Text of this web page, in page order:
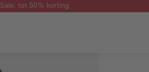
Sale: tot 50% korting